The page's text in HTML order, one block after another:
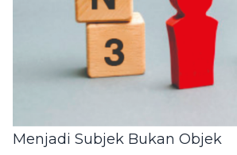
Menjadi Subjek Bukan Objek